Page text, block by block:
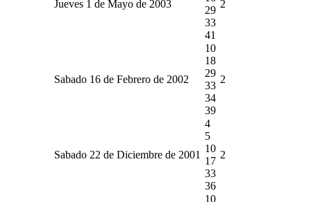
Jueves 1 de Mayo de 2003
29
33
41
2
Sabado 16 de Febrero de 2002
10
18
29
33
34
39
2
Sabado 22 de Diciembre de 2001
4
5
10
17
33
36
2
10